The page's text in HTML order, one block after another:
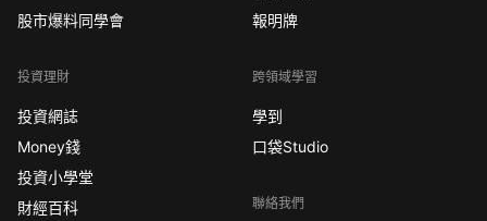
股市爆料同學會
投資理財
投資網誌
Money錢
投資小學堂
財經百科
報明牌
跨領域學習
學到
口袋Studio
聯絡我們